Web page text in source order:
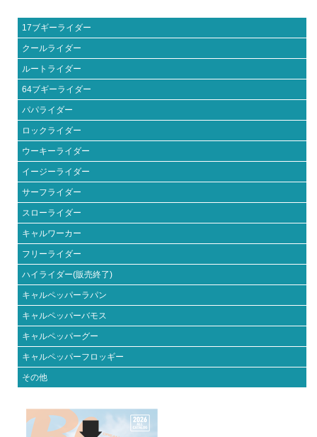
17ブギーライダー
クールライダー
ルートライダー
64ブギーライダー
パパライダー
ロックライダー
ウーキーライダー
イージーライダー
サーフライダー
スローライダー
キャルワーカー
フリーライダー
ハイライダー(販売終了)
キャルペッパーラパン
キャルペッパーバモス
キャルペッパーグー
キャルペッパーフロッギー
その他